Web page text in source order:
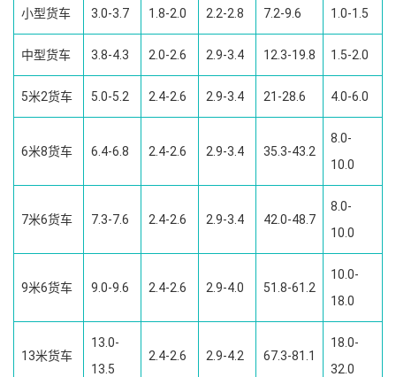
小型货车 3.0-3.7 1.8-2.0 2.2-2.8 7.2-9.6 1.0-1.5
中型货车 3.8-4.3 2.0-2.6 2.9-3.4 12.3-19.8 1.5-2.0
5米2货车 5.0-5.2 2.4-2.6 2.9-3.4 21-28.6 4.0-6.0
6米8货车 6.4-6.8 2.4-2.6 2.9-3.4 35.3-43.2
8.0-
10.0
7米6货车 7.3-7.6 2.4-2.6 2.9-3.4 42.0-48.7
8.0-
10.0
9米6货车 9.0-9.6 2.4-2.6 2.9-4.0 51.8-61.2
10.0-
18.0
13米货车
13.0-
13.5
2.4-2.6 2.9-4.2 67.3-81.1
18.0-
32.0